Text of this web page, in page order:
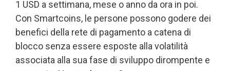
1 USD a settimana, mese o anno da ora in poi.
Con Smartcoins, le persone possono godere dei
benefici della rete di pagamento a catena di
blocco senza essere esposte alla volatilità
associata alla sua fase di sviluppo dirompente e